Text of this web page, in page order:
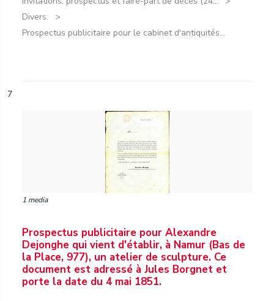
Divers.
Prospectus publicitaire pour le cabinet d'antiquités...
7
1 media
Prospectus publicitaire pour Alexandre
Dejonghe qui vient d'établir, à Namur (Bas de
la Place, 977), un atelier de sculpture. Ce
document est adressé à Jules Borgnet et
porte la date du 4 mai 1851.